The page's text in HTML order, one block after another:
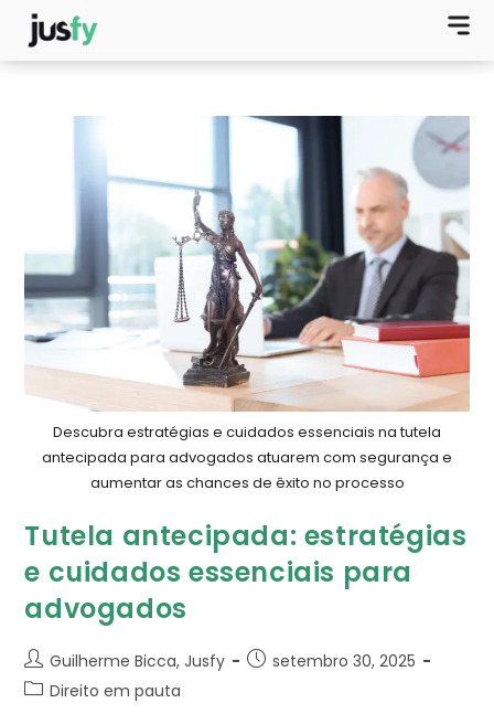
Descubra estratégias e cuidados essenciais na tutela
antecipada para advogados atuarem com segurança e
aumentar as chances de êxito no processo
Tutela antecipada: estratégias
e cuidados essenciais para
advogados
Guilherme Bicca, Jusfy
setembro 30, 2025
Direito em pauta